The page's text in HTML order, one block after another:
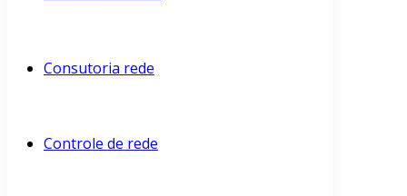
Consutoria rede
Controle de rede